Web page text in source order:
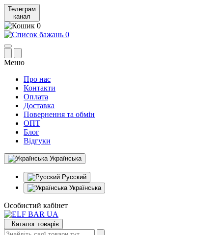
Телеграм
канал
0
0
Меню
Про нас
Контакти
Оплата
Доставка
Повернення та обмін
ОПТ
Блог
Відгуки
Українська
Русский
Українська
Особистий кабінет
Каталог товарів